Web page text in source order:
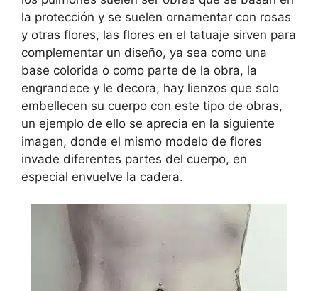
la protección y se suelen ornamentar con rosas
y otras flores, las flores en el tatuaje sirven para
complementar un diseño, ya sea como una
base colorida o como parte de la obra, la
engrandece y le decora, hay lienzos que solo
embellecen su cuerpo con este tipo de obras,
un ejemplo de ello se aprecia en la siguiente
imagen, donde el mismo modelo de flores
invade diferentes partes del cuerpo, en
especial envuelve la cadera.